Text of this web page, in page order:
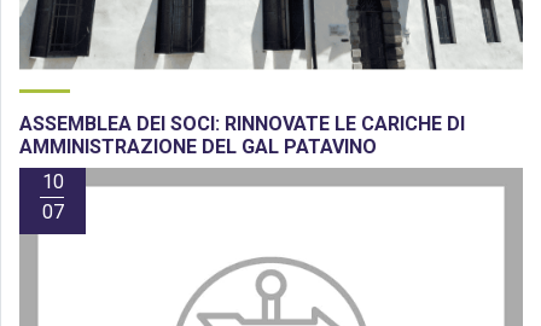
ASSEMBLEA DEI SOCI: RINNOVATE LE CARICHE DI
AMMINISTRAZIONE DEL GAL PATAVINO
10
07